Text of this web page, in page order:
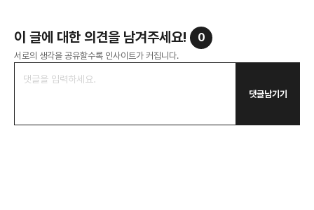
이 글에 대한 의견을 남겨주세요! 0
서로의 생각을 공유할수록 인사이트가 커집니다.
댓글남기기